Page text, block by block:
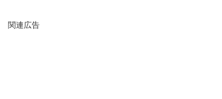
関連広告